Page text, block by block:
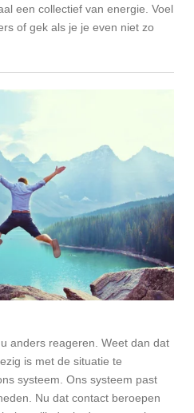
een collectief van energie. Voel
of gek als je je even niet zo
anders reageren. Weet dan dat
is met de situatie te
systeem. Ons systeem past
Nu dat contact beroepen